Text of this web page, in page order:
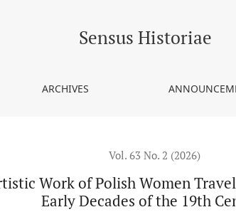
Women Travelling in Italy during the
Sensus Historiae
ARCHIVES
Vol. 63 No. 2 (2026)
Work of Polish Women
Early Decades of the 19th